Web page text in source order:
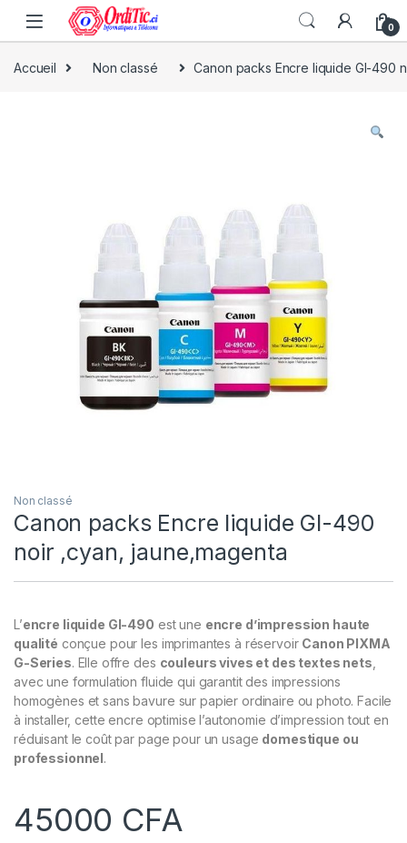
0
Accueil Non classé Canon packs Encre liquide GI-490
Non classé
Canon packs Encre liquide GI-490
noir ,cyan, jaune,magenta
L’encre liquide GI-490 est une encre d’impression haute
qualité conçue pour les imprimantes à réservoir Canon PIXMA
G-Series. Elle offre des couleurs vives et des textes nets
avec une formulation fluide qui garantit des impressions
homogènes et sans bavure sur papier ordinaire ou photo. Facile
à installer, cette encre optimise l’autonomie d’impression tout en
réduisant le coût par page pour un usage domestique ou
professionnel.
45000 CFA